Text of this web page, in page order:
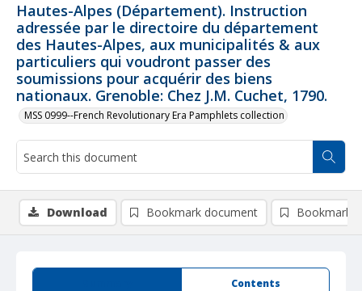
Hautes-Alpes (Département). Instruction
adressée par le directoire du département
des Hautes-Alpes, aux municipalités & aux
particuliers qui voudront passer des
soumissions pour acquérir des biens
nationaux. Grenoble: Chez J.M. Cuchet, 1790.
MSS 0999--French Revolutionary Era Pamphlets collection
Contents
Download Bookmark document Bookmark